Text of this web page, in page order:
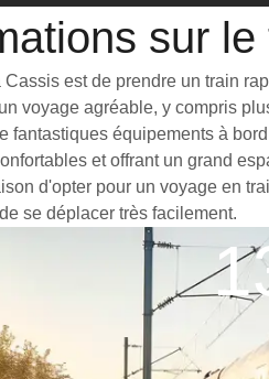
sur
est de prendre un train
voyage agréable, y compris
fantastiques équipements à
et offrant un grand
d'opter pour un voyage en
se déplacer très facilement.